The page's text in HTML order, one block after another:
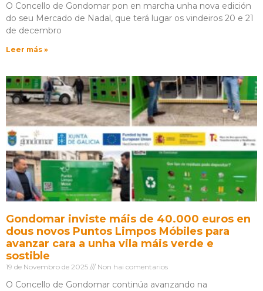
O Concello de Gondomar pon en marcha unha nova edición
do seu Mercado de Nadal, que terá lugar os vindeiros 20 e 21
de decembro
Leer más »
Gondomar inviste máis de 40.000 euros en
dous novos Puntos Limpos Móbiles para
avanzar cara a unha vila máis verde e
sostible
19 de Novembro de 2025 Non hai comentarios
O Concello de Gondomar continúa avanzando na